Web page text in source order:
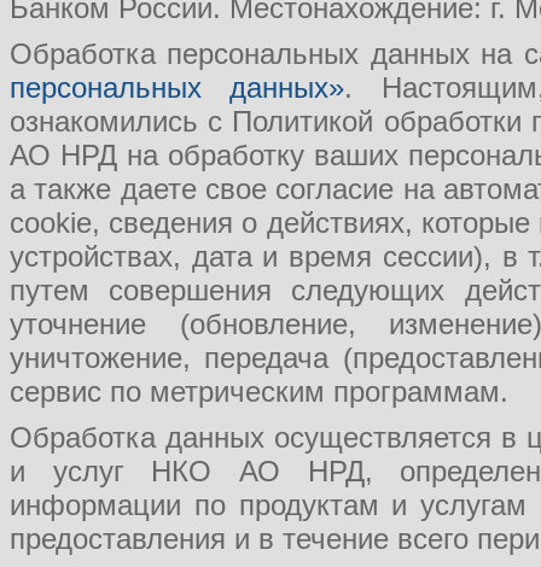
Банком России. Местонахождение: г.
Обработка персональных данных на
персональных данных».
ознакомились с Политикой
АО НРД на обработку ваших
а также даете свое согласие на
cookie, сведения о действиях,
устройствах, дата и время сессии), в
путем совершения следующих
уточнение (обновление,
уничтожение, передача
сервис по метрическим программам.
Обработка данных осуществляется в
и услуг НКО АО НРД, определения
информации по продуктам и
предоставления и в течение всего